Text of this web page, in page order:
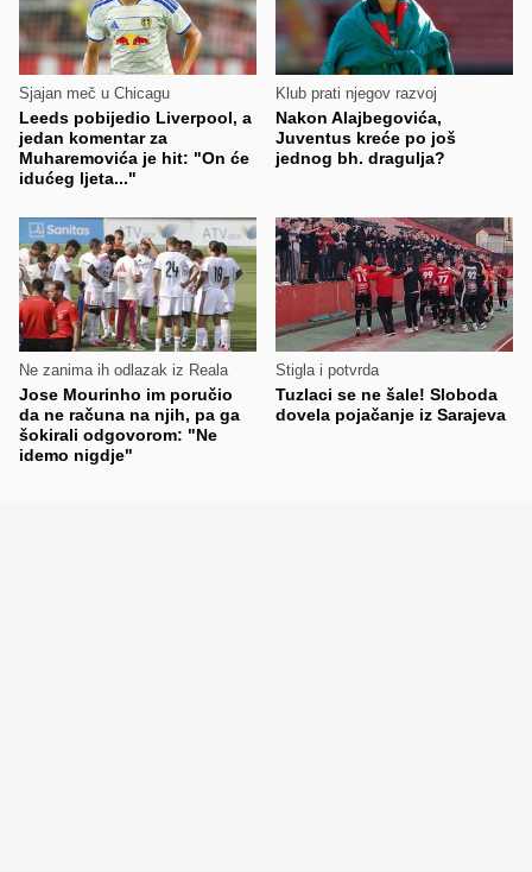
Sjajan meč u Chicagu
Leeds pobijedio Liverpool, a
jedan komentar za
Muharemovića je hit: "On će
idućeg ljeta..."
Klub prati njegov razvoj
Nakon Alajbegovića,
Juventus kreće po još
jednog bh. dragulja?
Ne zanima ih odlazak iz Reala
Jose Mourinho im poručio
da ne računa na njih, pa ga
šokirali odgovorom: "Ne
idemo nigdje"
Stigla i potvrda
Tuzlaci se ne šale! Sloboda
dovela pojačanje iz Sarajeva